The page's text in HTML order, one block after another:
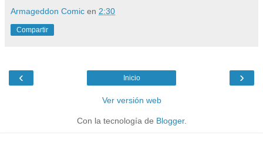
Armageddon Comic en 2:30
Compartir
‹ ›
Inicio
Ver versión web
Con la tecnología de Blogger.